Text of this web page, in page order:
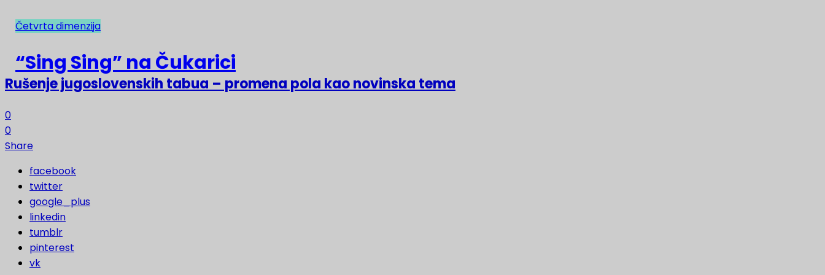
NAJNOVIJE
Rušenje jugoslovenskih tabua – promena pola kao novinska tema
0
0
Share
facebook
twitter
google_plus
linkedin
tumblr
pinterest
vk
Četvrta dimenzija
“Sing Sing” na Čukarici